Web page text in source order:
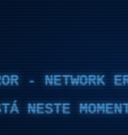
- NETWORK
NESTE